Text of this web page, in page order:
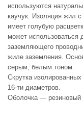
используются
каучук. Изоляция жил
имеет голубую
может использоваться
заземляющего
жиле заземления.
серым, белым тоном.
Скрутка
16-ти диаметров.
Оболочка — резиновый